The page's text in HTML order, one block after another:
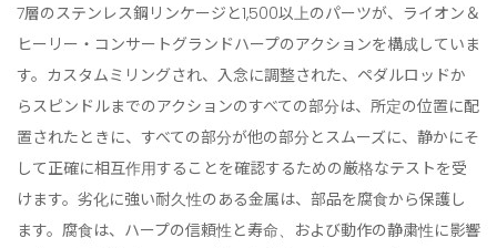
7層のステンレス鋼リンケージと1,500以上のパーツが、ライオン＆
ヒーリー・コンサートグランドハープのアクションを構成していま
す。カスタムミリングされ、入念に調整された、ペダルロッドか
らスピンドルまでのアクションのすべての部分は、所定の位置に配
置されたときに、すべての部分が他の部分とスムーズに、静かにそ
して正確に相互作用することを確認するための厳格なテストを受
けます。劣化に強い耐久性のある金属は、部品を腐食から保護し
ます。腐食は、ハープの信頼性と寿命、および動作の静粛性に影響